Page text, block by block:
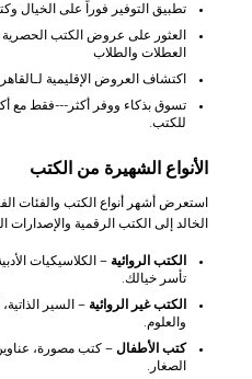
تطبيق التوفير فوراً على الخيال
العثور على عروض الكتب
العطلات والطلاب
اكتشاف العروض الإقليمية
تسوق بذكاء ووفر أكثر---فقط مع
للكتب.
الأنواع الشهيرة من الكتب
استعرض أشهر أنواع الكتب والفئات
الخالد إلى الكتب الرقمية والإصدارات
الكتب الروائية – الكلاسيكيات
تأسر خيالك.
الكتب غير الروائية – السير
والعلوم.
كتب الأطفال – كتب مصورة،
الصغار.